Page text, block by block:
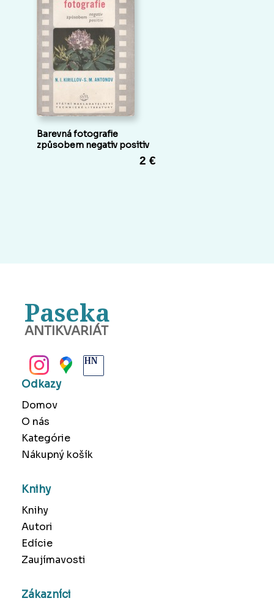
Barevná fotografie
způsobem negativ positiv
2 €
Paseka
ANTIKVARIÁT
Odkazy
Domov
O nás
Kategórie
Nákupný košík
Knihy
Knihy
Autori
Edície
Zaujímavosti
Zákazníci